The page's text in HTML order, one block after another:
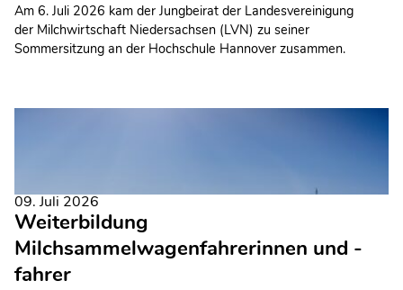
Am 6. Juli 2026 kam der Jungbeirat der Landesvereinigung
der Milchwirtschaft Niedersachsen (LVN) zu seiner
Sommersitzung an der Hochschule Hannover zusammen.
09. Juli 2026
Weiterbildung
Milchsammelwagenfahrerinnen und -
fahrer